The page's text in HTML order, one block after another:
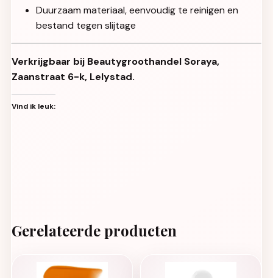
Duurzaam materiaal, eenvoudig te reinigen en
bestand tegen slijtage
Verkrijgbaar bij Beautygroothandel Soraya,
Zaanstraat 6-k, Lelystad.
Vind ik leuk:
Gerelateerde producten